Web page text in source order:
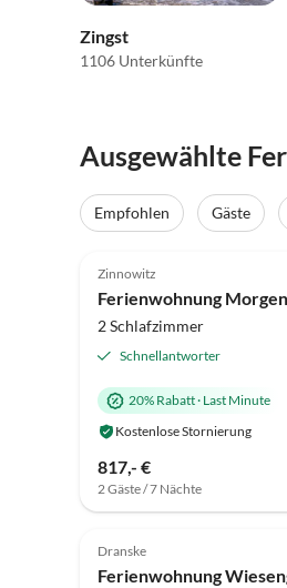
Zingst
1106 Unterkünfte
Ausgewählte
Empfohlen Gäste
Zinnowitz
Ferienwohnung
2 Schlafzimmer
Schnellantworter
20% Rabatt· Last Minute
Kostenlose Stornierung
817,- €
2 Gäste / 7 Nächte
Super-Gastgeber
5.0 (5)
Dranske
Ferienwohnung